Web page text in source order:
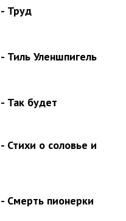
Труд
Тиль Уленшпигель
Так будет
Стихи о соловье и
Смерть пионерки